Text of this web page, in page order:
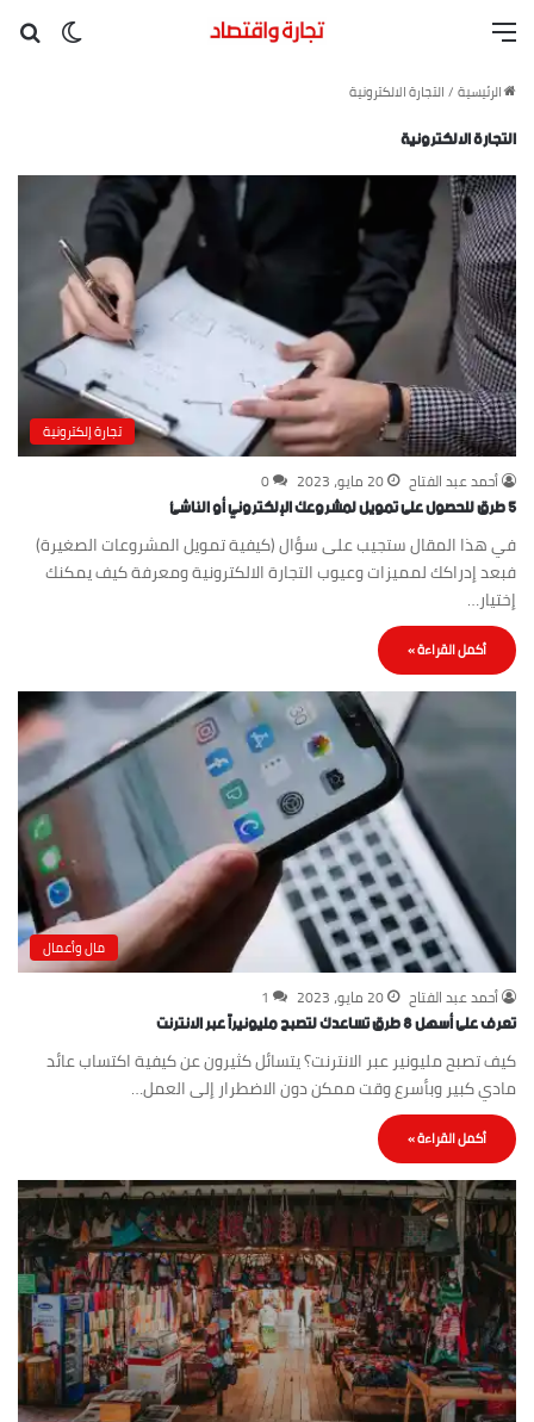
القائمة
الرئيسية / التجارة الالكترونية
التجارة الالكترونية
تجارة إلكترونية
أحمد عبد الفتاح 20 مايو، 2023 0
5 طرق للحصول على تمويل لمشروعك الإلكتروني أو الناشئ
في هذا المقال ستجيب على سؤال (كيفية تمويل المشروعات الصغيرة)
فبعد إدراكك لمميزات وعيوب التجارة الالكترونية ومعرفة كيف يمكنك
إختيار…
أكمل القراءة »
مال وأعمال
أحمد عبد الفتاح 20 مايو، 2023 1
تعرف على أسهل 8 طرق تساعدك لتصبح مليونيراً عبر الانترنت
كيف تصبح مليونير عبر الانترنت؟ يتسائل كثيرون عن كيفية اكتساب عائد
مادي كبير وبأسرع وقت ممكن دون الاضطرار إلى العمل…
أكمل القراءة »